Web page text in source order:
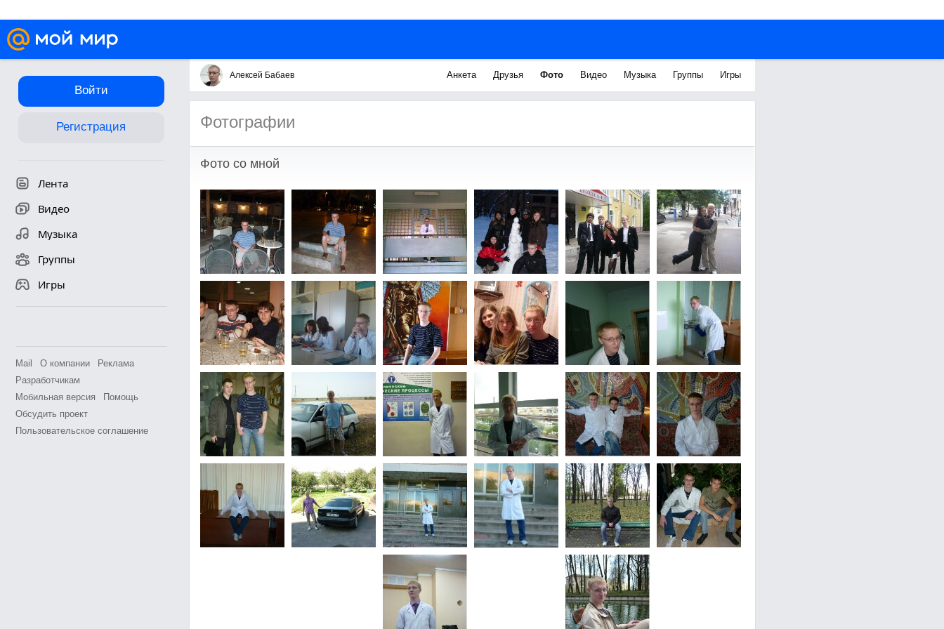
Войти
Регистрация
Лента
Видео
Музыка
Группы
Игры
Mail О компании
Реклама
Разработчикам
Мобильная версия
Помощь
Обсудить проект
Пользовательское соглашение
Алексей Бабаев Анкета Друзья Фото Видео Музыка Группы Игры
Фотографии
Фото со мной